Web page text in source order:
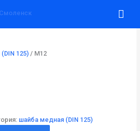
125)/ М12
шайба медная (DIN 125)